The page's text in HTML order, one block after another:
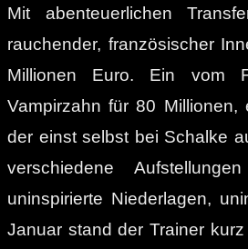
Mit abenteuerlichen
rauchender, französischer
Millionen Euro. Ein vom
Vampirzahn für 80 Millionen,
der einst selbst bei Schalke
verschiedene
uninspirierte Niederlagen,
Januar stand der Trainer